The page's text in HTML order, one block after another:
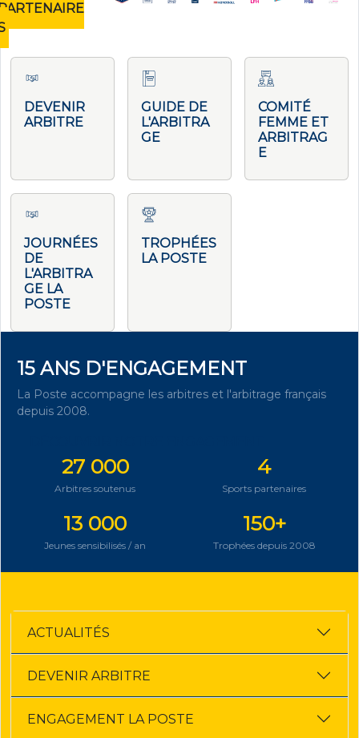
DEVENIR
ARBITRE
GUIDE DE
L'ARBITRA
GE
COMITÉ
FEMME ET
ARBITRAG
E
JOURNÉES
DE
L'ARBITRA
GE LA
POSTE
TROPHÉES
LA POSTE
15 ANS D'ENGAGEMENT
La Poste accompagne les arbitres et l'arbitrage français
depuis 2008.
27 000
Arbitres soutenus
4
Sports partenaires
13 000
Jeunes sensibilisés / an
150+
Trophées depuis 2008
ACTUALITÉS
DEVENIR ARBITRE
ENGAGEMENT LA POSTE